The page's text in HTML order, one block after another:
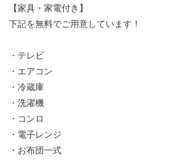
【家具・家電付き】
下記を無料でご用意しています！
・テレビ
・エアコン
・冷蔵庫
・洗濯機
・コンロ
・電子レンジ
・お布団一式